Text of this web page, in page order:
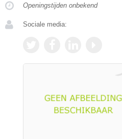
Openingstijden onbekend
Sociale media: